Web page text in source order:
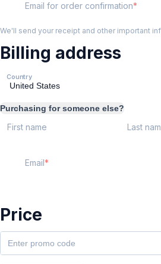
Email for order confirmation
We'll send your receipt and other important
Billing address
Country
Purchasing for someone else?
First name Last
Email
Price